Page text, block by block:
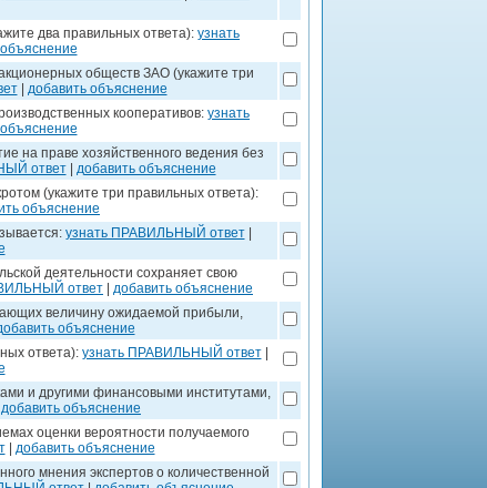
два правильных ответа): узнать
обществ ЗАО (укажите три
| добавить объяснение
кооперативов: узнать
на праве хозяйственного ведения без
ответ| добавить объяснение
(укажите три правильных ответа):
объяснение
узнать ПРАВИЛЬНЫЙ ответ|
деятельности сохраняет свою
ответ добавить объяснение
величину ожидаемой прибыли,
объяснение
ответа): узнать ПРАВИЛЬНЫЙ ответ|
и другими финансовыми институтами,
добавить объяснение
оценки вероятности получаемого
| добавить объяснение
мнения экспертов о количественной